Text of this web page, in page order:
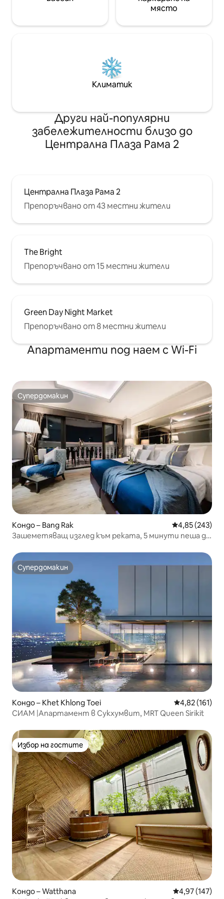
занимават със занаятите си, които
не осъзнават любопитни погледи.
как да рисувате, да правите
дърворезби и бижута. Със стария си
чар и всичко останало, Баан Силапин
е идеалното място да прекарате
кафето си, докато четете книга,
докато минават лодки. เป็นห้องพักที่มี
สิ่งอำนวยความสะดวกครบ แอร์ ตู้เย็น ทีวี
ติดริมน้ำตกแต่งแบบไทย ร่วมสมัย โดย มี
ระเบียงยื่นไปในน้ำอยู่ท่ามกลางชุมชนเดิม มี
การแสดงหุ่นละครเล็กที่บ้านศิลปิน ซึ่งอยู่
ล่องเรือ ให้อาหารปลา เพ้นท์หน้ากาก ชมวัด
ที่มีอยู่หลายวัดรอบรอบชุมชน
фитнес
коворкинга.
място
Климатик
Други най-популярни
забележителности близо до
Централна Плаза Рама 2
Централна Плаза Рама 2
Препоръчвано от 43 местни жители
The Bright
Препоръчвано от 15 местни жители
Green Day Night Market
Препоръчвано от 8 местни жители
Апартаменти под наем с Wi-Fi
Супердомакин
Супердомакин
Кондо – Bang Rak Средна
4,85 (243)
Зашеметяващ изглед към реката, 5 минути пеша до
Супердомакин
Супердомакин
Кондо – Khet Khlong Toei Средна
4,82 (161)
СИАМ |Апартамент в Сукхумвит, MRT Queen Sirikit
Избор на гостите
Избор на гостите
Кондо – Watthana Средна
4,97 (147)